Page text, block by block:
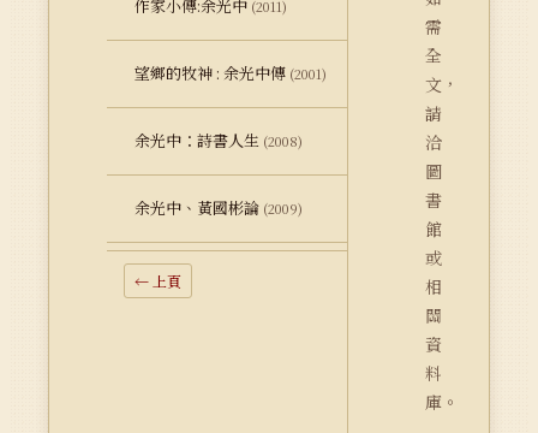
作家小傳:余光中 (2011)
望鄉的牧神 : 余光中傳 (2001)
余光中：詩書人生 (2008)
余光中、黃國彬論 (2009)
← 上頁
需
全
文，
請
洽
圖
書
館
或
相
關
資
料
庫。